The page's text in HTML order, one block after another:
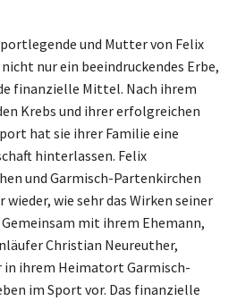
und Mutter von Felix
nur ein beeindruckendes Erbe,
finanzielle Mittel. Nach ihrem
Krebs und ihrer erfolgreichen
hat sie ihrer Familie eine
hinterlassen. Felix
und Garmisch-Partenkirchen
wie sehr das Wirken seiner
mit ihrem Ehemann,
Christian Neureuther,
in ihrem Heimatort Garmisch-
im Sport vor. Das finanzielle